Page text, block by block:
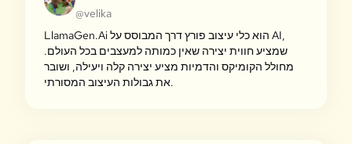
@velika
LlamaGen.Ai הוא כלי עיצוב פורץ דרך המבוסס על AI,
שמציע חווית יצירה שאין כמותה למעצבים בכל העולם.
מחולל הקומיקס והדמיות מציע יצירה קלה ויעילה, ושובר
את גבולות העיצוב המסורתי.